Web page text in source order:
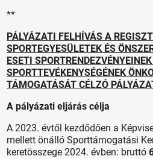
**
PÁLYÁZATI FELHÍVÁS A
SPORTEGYESÜLETEK ÉS
ESETI
SPORTTEVÉKENYSÉGÉNEK
TÁMOGATÁSÁT CÉLZÓ
A pályázati eljárás célja
A 2023. évtől kezdődően a
mellett önálló Sporttámogatási
keretösszege 2024. évben: bruttó